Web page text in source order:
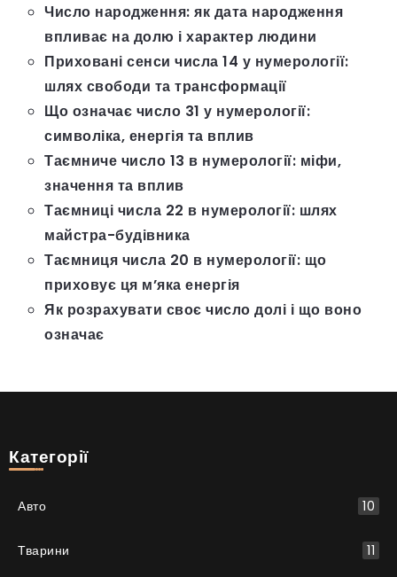
Число народження: як дата народження
впливає на долю і характер людини
Приховані сенси числа 14 у нумерології:
шлях свободи та трансформації
Що означає число 31 у нумерології:
символіка, енергія та вплив
Таємниче число 13 в нумерології: міфи,
значення та вплив
Таємниці числа 22 в нумерології: шлях
майстра-будівника
Таємниця числа 20 в нумерології: що
приховує ця м’яка енергія
Як розрахувати своє число долі і що воно
означає
Категорії
Авто 10
Тварини 11